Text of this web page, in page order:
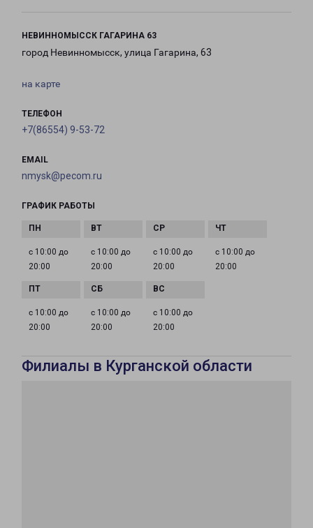
НЕВИННОМЫССК ГАГАРИНА 63
город Невинномысск, улица Гагарина, 63
на карте
ТЕЛЕФОН
+7(86554) 9-53-72
EMAIL
nmysk@pecom.ru
ГРАФИК РАБОТЫ
с 10:00 до
20:00
с 10:00 до
20:00
с 10:00 до
20:00
с 10:00 до
20:00
с 10:00 до
20:00
с 10:00 до
20:00
с 10:00 до
20:00
Филиалы в Курганской области